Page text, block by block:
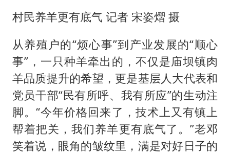
村民养羊更有底气 记者 宋姿熠 摄
从养殖户的“烦心事”到产业发展的“顺心
事”，一只种羊牵出的，不仅是庙坝镇肉
羊品质提升的希望，更是基层人大代表和
党员干部“民有所呼、我有所应”的生动注
脚。“今年价格回来了，技术上又有镇上
帮着把关，我们养羊更有底气了。”老邓
笑着说，眼角的皱纹里，满是对好日子的